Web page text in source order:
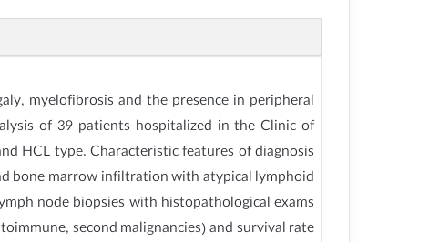
myelofibrosis and the presence in peripheral
of 39 patients hospitalized in the Clinic of
HCL type. Characteristic features of diagnosis
bone marrow infiltration with atypical lymphoid
node biopsies with histopathological exams
second malignancies) and survival rate